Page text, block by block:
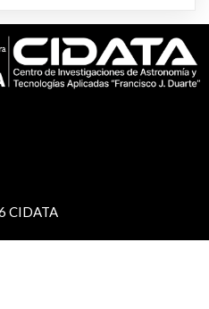
CIDATA